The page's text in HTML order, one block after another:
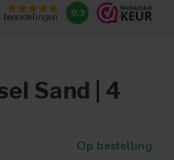
beoordelingen 9.3
Sand | 4
Op bestelling